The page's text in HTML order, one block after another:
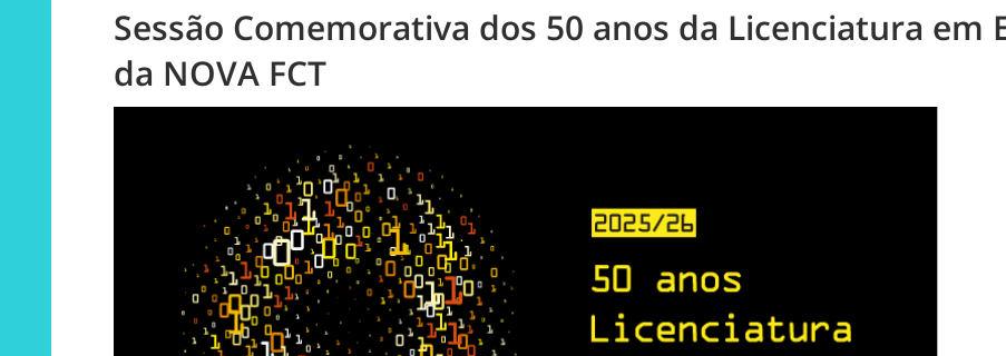
Sessão Comemorativa dos 50 anos da Licenciatura
da NOVA FCT